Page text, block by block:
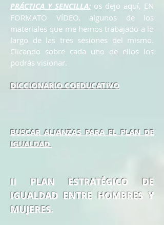
PRÁCTICA Y SENCILLA: os dejo aquí, EN
FORMATO VÍDEO, algunos de los
materiales que me hemos trabajado a lo
largo de las tres sesiones del mismo.
Clicando sobre cada uno de ellos los
podrás visionar.
DICCIONARIO COEDUCATIVO
BUSCAR ALIANZAS PARA EL PLAN DE
IGUALDAD
II PLAN ESTRATÉGICO DE
IGUALDAD ENTRE HOMBRES Y
MUJERES.